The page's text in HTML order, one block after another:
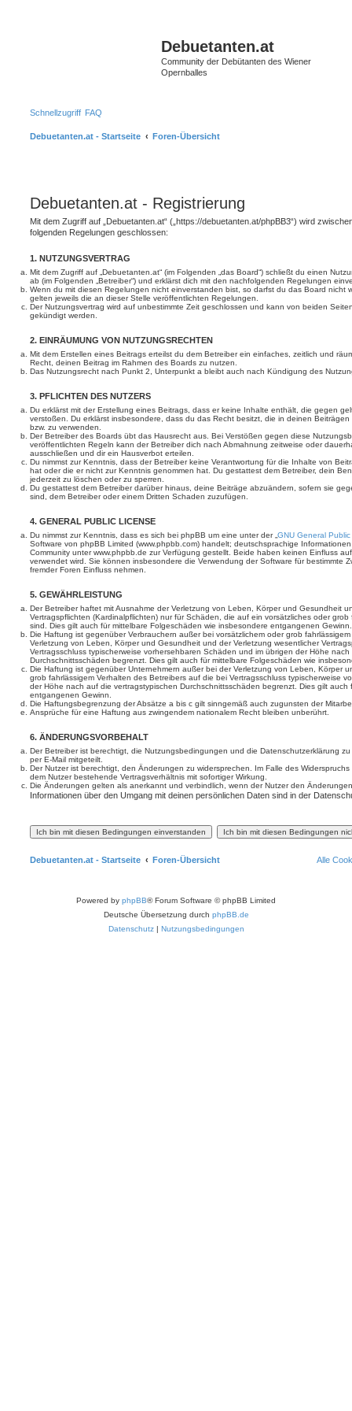
Debuetanten.at
Community der Debütanten des Wiener
Opernballes
Schnellzugriff FAQ
Debuetanten.at - Startseite Foren-Übersicht
Debuetanten.at - Registrierung
Mit dem Zugriff auf „Debuetanten.at“ („https://debuetanten.at/phpBB3“) wird
folgenden Regelungen geschlossen:
1. NUTZUNGSVERTRAG
Mit dem Zugriff auf „Debuetanten.at“ (im Folgenden „das Board“) schließt du einen
ab (im Folgenden „Betreiber“) und erklärst dich mit den nachfolgenden Regelungen
Wenn du mit diesen Regelungen nicht einverstanden bist, so darfst du das Board nicht
gelten jeweils die an dieser Stelle veröffentlichten Regelungen.
Der Nutzungsvertrag wird auf unbestimmte Zeit geschlossen und kann von beiden
gekündigt werden.
2. EINRÄUMUNG VON NUTZUNGSRECHTEN
Mit dem Erstellen eines Beitrags erteilst du dem Betreiber ein einfaches, zeitlich und
Recht, deinen Beitrag im Rahmen des Boards zu nutzen.
Das Nutzungsrecht nach Punkt 2, Unterpunkt a bleibt auch nach Kündigung des
3. PFLICHTEN DES NUTZERS
Du erklärst mit der Erstellung eines Beitrags, dass er keine Inhalte enthält, die gegen
verstoßen. Du erklärst insbesondere, dass du das Recht besitzt, die in deinen
bzw. zu verwenden.
Der Betreiber des Boards übt das Hausrecht aus. Bei Verstößen gegen diese
veröffentlichten Regeln kann der Betreiber dich nach Abmahnung zeitweise oder
ausschließen und dir ein Hausverbot erteilen.
Du nimmst zur Kenntnis, dass der Betreiber keine Verantwortung für die Inhalte von
hat oder die er nicht zur Kenntnis genommen hat. Du gestattest dem Betreiber, dein
jederzeit zu löschen oder zu sperren.
Du gestattest dem Betreiber darüber hinaus, deine Beiträge abzuändern, sofern sie
sind, dem Betreiber oder einem Dritten Schaden zuzufügen.
4. GENERAL PUBLIC LICENSE
Du nimmst zur Kenntnis, dass es sich bei phpBB um eine unter der „ GNU General
Software von phpBB Limited (www.phpbb.com) handelt; deutschsprachige
Community unter www.phpbb.de zur Verfügung gestellt. Beide haben keinen Einfluss
verwendet wird. Sie können insbesondere die Verwendung der Software für bestimmte
fremder Foren Einfluss nehmen.
5. GEWÄHRLEISTUNG
Der Betreiber haftet mit Ausnahme der Verletzung von Leben, Körper und Gesundheit
Vertragspflichten (Kardinalpflichten) nur für Schäden, die auf ein vorsätzliches oder
sind. Dies gilt auch für mittelbare Folgeschäden wie insbesondere entgangenen Gewinn.
Die Haftung ist gegenüber Verbrauchern außer bei vorsätzlichem oder grob
Verletzung von Leben, Körper und Gesundheit und der Verletzung wesentlicher
Vertragsschluss typischerweise vorhersehbaren Schäden und im übrigen der Höhe
Durchschnittsschäden begrenzt. Dies gilt auch für mittelbare Folgeschäden wie
Die Haftung ist gegenüber Unternehmern außer bei der Verletzung von Leben, Körper
grob fahrlässigem Verhalten des Betreibers auf die bei Vertragsschluss typischerweise
der Höhe nach auf die vertragstypischen Durchschnittsschäden begrenzt. Dies gilt
entgangenen Gewinn.
Die Haftungsbegrenzung der Absätze a bis c gilt sinngemäß auch zugunsten der
Ansprüche für eine Haftung aus zwingendem nationalem Recht bleiben unberührt.
6. ÄNDERUNGSVORBEHALT
Der Betreiber ist berechtigt, die Nutzungsbedingungen und die Datenschutzerklärung
per E-Mail mitgeteilt.
Der Nutzer ist berechtigt, den Änderungen zu widersprechen. Im Falle des
dem Nutzer bestehende Vertragsverhältnis mit sofortiger Wirkung.
Die Änderungen gelten als anerkannt und verbindlich, wenn der Nutzer den
Informationen über den Umgang mit deinen persönlichen Daten sind in der
Debuetanten.at - Startseite Foren-Übersicht Alle
Powered by phpBB® Forum Software © phpBB Limited
Deutsche Übersetzung durch phpBB.de
Datenschutz| Nutzungsbedingungen